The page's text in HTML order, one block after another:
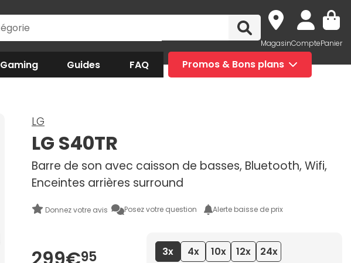
MagasinComptePanier
Gaming Guides FAQ Promos & Bons plans
LG
LG S40TR
Barre de son avec caisson de basses, Bluetooth, Wifi,
Enceintes arrières surround
Donnez votre avis Posez votre question Alerte baisse de prix
95 3x 4x 10x 12x
24x